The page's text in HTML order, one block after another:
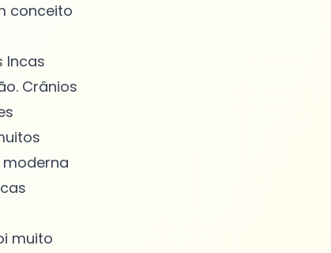
conceito
Incas
Crânios
muito